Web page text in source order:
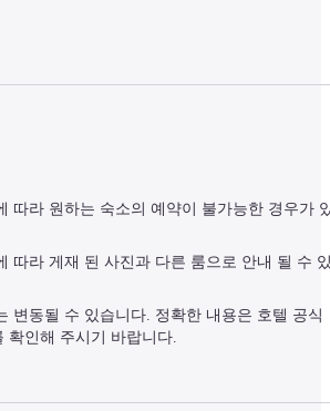
따라 원하는 숙소의 예약이 불가능한 경우가
따라 게재 된 사진과 다른 룸으로 안내 될 수
변동될 수 있습니다. 정확한 내용은 호텔 공식
확인해 주시기 바랍니다.